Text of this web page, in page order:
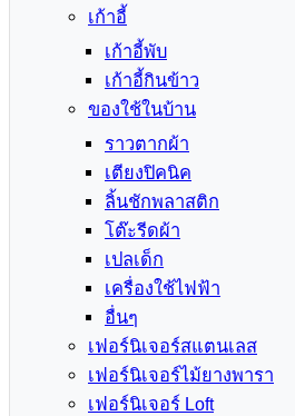
เก้าอี้
เก้าอี้พับ
เก้าอี้กินข้าว
ของใช้ในบ้าน
ราวตากผ้า
เตียงปิคนิค
ลิ้นชักพลาสติก
โต๊ะรีดผ้า
เปลเด็ก
เครื่องใช้ไฟฟ้า
อื่นๆ
เฟอร์นิเจอร์สแตนเลส
เฟอร์นิเจอร์ไม้ยางพารา
เฟอร์นิเจอร์ Loft